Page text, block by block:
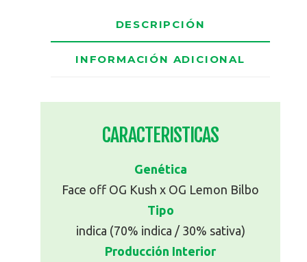
DESCRIPCIÓN
INFORMACIÓN ADICIONAL
CARACTERISTICAS
Genética
Face off OG Kush x OG Lemon Bilbo
Tipo
indica (70% indica / 30% sativa)
Producción Interior